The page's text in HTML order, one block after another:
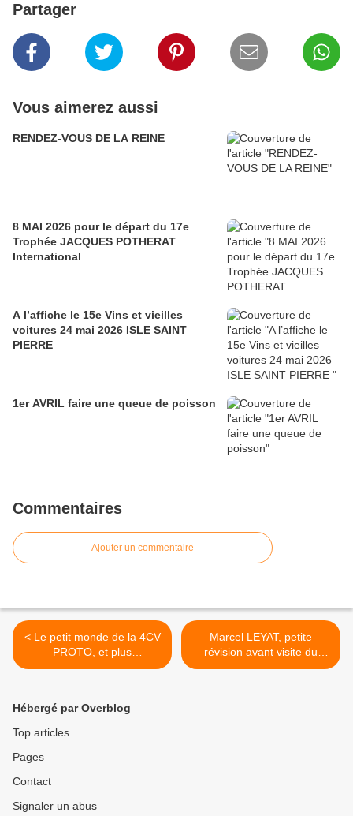
Partager
Vous aimerez aussi
RENDEZ-VOUS DE LA REINE
8 MAI 2026 pour le départ du 17e
Trophée JACQUES POTHERAT
International
A l’affiche le 15e Vins et vieilles
voitures 24 mai 2026 ISLE SAINT
PIERRE
1er AVRIL faire une queue de poisson
Commentaires
Ajouter un commentaire
< Le petit monde de la 4CV
PROTO, et plus
particulièrement celui
Marcel LEYAT, petite
révision avant visite du
prochain Salon
Hébergé par Overblog
Top articles
Pages
Contact
Signaler un abus